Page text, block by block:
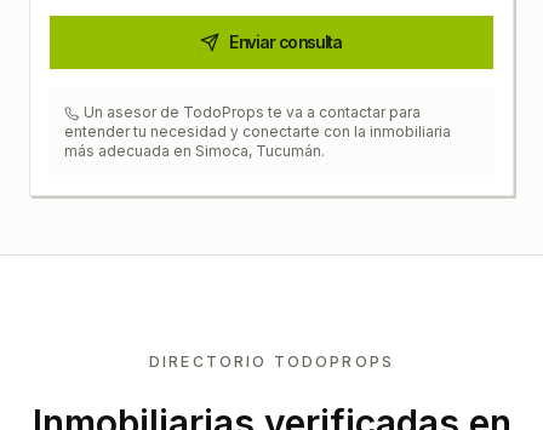
Enviar consulta
Un asesor de TodoProps te va a contactar para
entender tu necesidad y conectarte con la inmobiliaria
más adecuada en Simoca, Tucumán.
DIRECTORIO TODOPROPS